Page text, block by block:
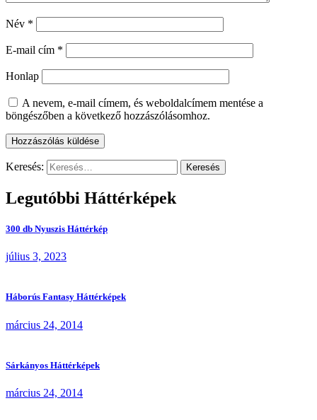
Név *
E-mail cím *
Honlap
A nevem, e-mail címem, és weboldalcímem mentése a
böngészőben a következő hozzászólásomhoz.
Keresés:
Legutóbbi Háttérképek
300 db Nyuszis Háttérkép
július 3, 2023
Háborús Fantasy Háttérképek
március 24, 2014
Sárkányos Háttérképek
március 24, 2014